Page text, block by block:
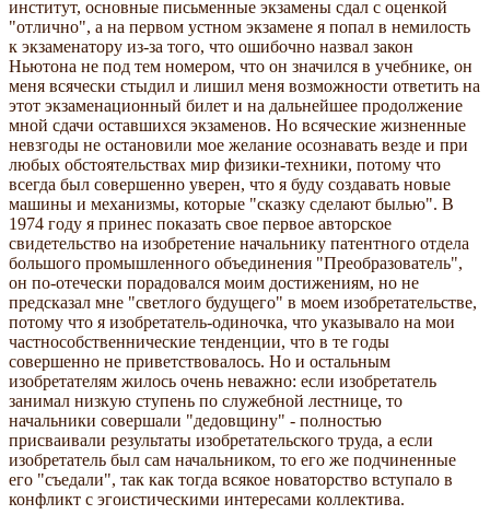
институт, основные письменные экзамены сдал с оценкой
"отлично", а на первом устном экзамене я попал в немилость
к экзаменатору из-за того, что ошибочно назвал закон
Ньютона не под тем номером, что он значился в учебнике, он
меня всячески стыдил и лишил меня возможности ответить на
этот экзаменационный билет и на дальнейшее продолжение
мной сдачи оставшихся экзаменов. Но всяческие жизненные
невзгоды не остановили мое желание осознавать везде и при
любых обстоятельствах мир физики-техники, потому что
всегда был совершенно уверен, что я буду создавать новые
машины и механизмы, которые "сказку сделают былью". В
1974 году я принес показать свое первое авторское
свидетельство на изобретение начальнику патентного отдела
большого промышленного объединения "Преобразователь",
он по-отечески порадовался моим достижениям, но не
предсказал мне "светлого будущего" в моем изобретательстве,
потому что я изобретатель-одиночка, что указывало на мои
частнособственнические тенденции, что в те годы
совершенно не приветствовалось. Но и остальным
изобретателям жилось очень неважно: если изобретатель
занимал низкую ступень по служебной лестнице, то
начальники совершали "дедовщину" - полностью
присваивали результаты изобретательского труда, а если
изобретатель был сам начальником, то его же подчиненные
его "съедали", так как тогда всякое новаторство вступало в
конфликт с эгоистическими интересами коллектива.